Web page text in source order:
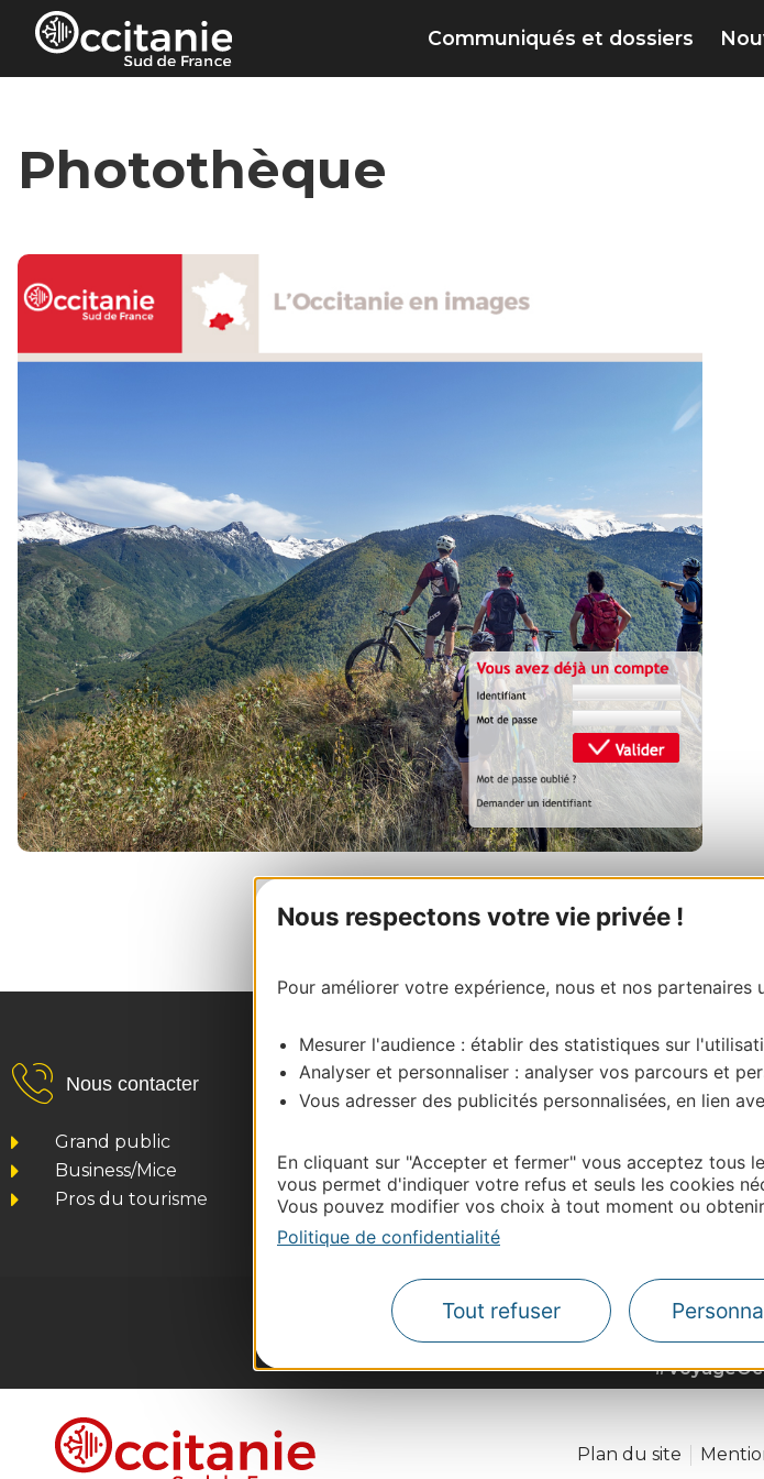
Panneau de gestion des cookies
Nous respectons votre vie privée !
Pour améliorer votre expérience, nous et nos partenaires
Mesurer l'audience : établir des statistiques sur
Analyser et personnaliser : analyser vos parcours et
Vous adresser des publicités personnalisées, en lien
En cliquant sur "Accepter et fermer" vous acceptez tous
vous permet d'indiquer votre refus et seuls les cookies
Vous pouvez modifier vos choix à tout moment ou
Politique de confidentialité
Tout refuser
Communiqués et dossiers
Photothèque
Nous contacter
Grand public
Business/Mice
Pros du tourisme
Plan du site